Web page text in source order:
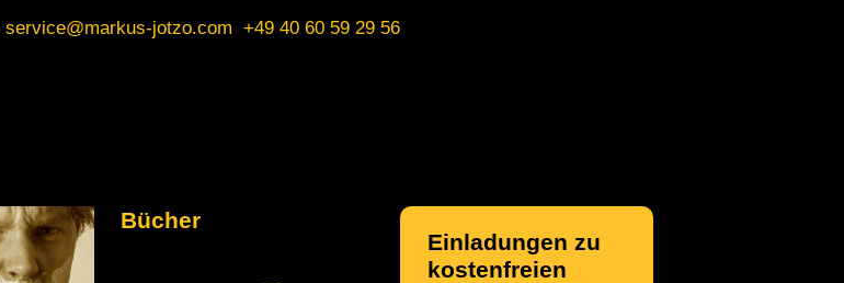
service@markus-jotzo.com +49 40 60 59 29 56
Bücher
Einladungen zu
kostenfreien